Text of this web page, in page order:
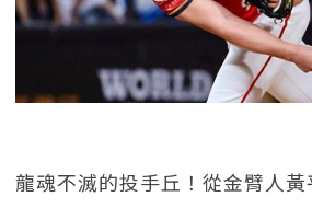
龍魂不滅的投手丘！從金臂人